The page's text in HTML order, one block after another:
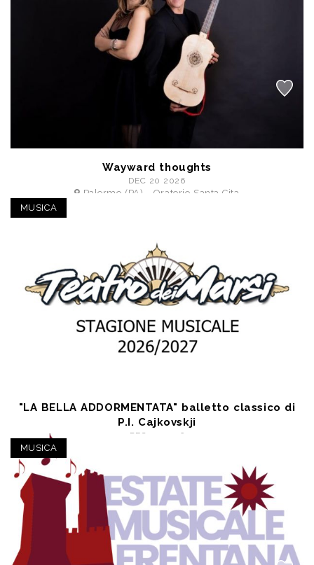
Wayward thoughts
DEC 20 2026
Palermo (PA) - Oratorio Santa Cita
MUSICA
"LA BELLA ADDORMENTATA" balletto classico di
P.I. Cajkovskji
DEC 21 2026
MUSICA